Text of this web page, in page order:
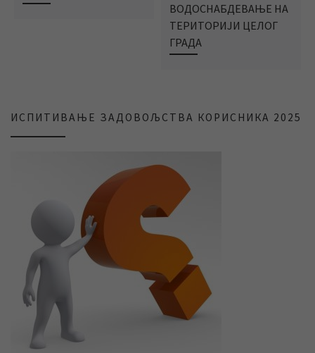
ВОДОСНАБДЕВАЊЕ НА
ТЕРИТОРИЈИ ЦЕЛОГ
ГРАДА
ИСПИТИВАЊЕ ЗАДОВОЉСТВА КОРИСНИКА 2025